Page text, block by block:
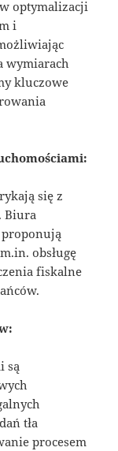
optymalizacji
i
wymiarach
kluczowe
się z
Biura
obsługę
fiskalne
są
tła
procesem